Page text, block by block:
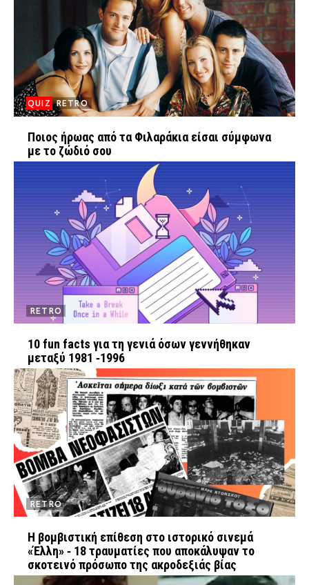
QUIZ RETRO
Ποιος ήρωας από τα Φιλαράκια είσαι σύμφωνα
με το ζώδιό σου
RETRO
10 fun facts για τη γενιά όσων γεννήθηκαν
μεταξύ 1981 ‑1996
RETRO
Η βομβιστική επίθεση στο ιστορικό σινεμά
«Έλλη» ‑ 18 τραυματίες που αποκάλυψαν το
σκοτεινό πρόσωπο της ακροδεξιάς βίας